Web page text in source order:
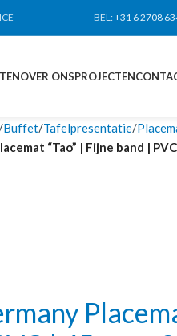
BEL:+31 6 2708
OVER ONSPROJECTEN
Buffet Tafelpresentatie
“Tao” | Fijne band |